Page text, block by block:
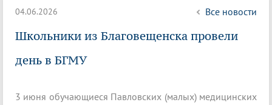
04.06.2026 Все новости
Школьники из Благовещенска провели
день в БГМУ
3 июня обучающиеся Павловских (малых) медицинских